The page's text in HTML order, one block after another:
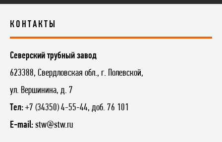
КОНТАКТЫ
Северский трубный завод
623388, Свердловская обл., г. Полевской,
ул. Вершинина, д. 7
Тел: +7 (34350) 4-55-44, доб. 76 101
E-mail: stw@stw.ru